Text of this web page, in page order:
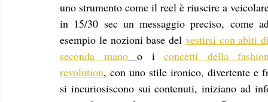
uno strumento come il reel è riuscire a
in 15/30 sec un messaggio preciso, come
esempio le nozioni base del vestirsi con abiti
seconda mano
o i concetti della
revolution, con uno stile ironico, divertente e
si incuriosiscono sui contenuti, iniziano ad